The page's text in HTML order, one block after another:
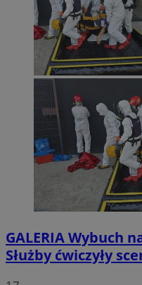
GALERIAWybuch
Służby ćwiczyły